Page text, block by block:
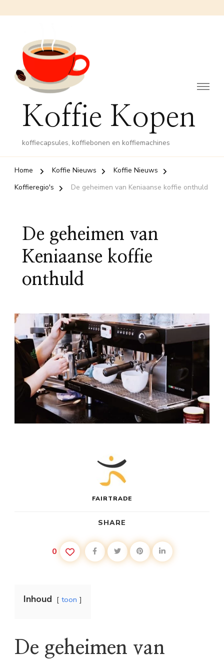
Koffie Kopen
koffiecapsules, koffiebonen en koffiemachines
Home Koffie Nieuws
Koffie Nieuws
Koffieregio's
De geheimen van Keniaanse koffie onthuld
De geheimen van
Keniaanse koffie
onthuld
FAIRTRADE
SHARE
0
Inhoud toon
De geheimen van